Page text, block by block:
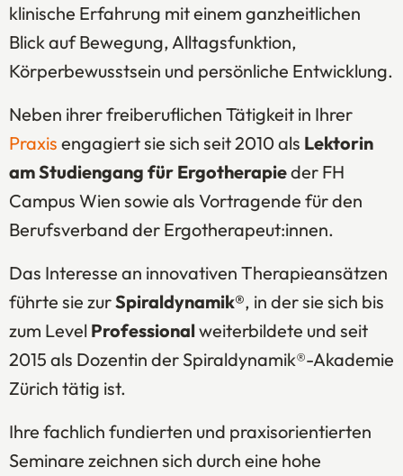
klinische Erfahrung mit einem ganzheitlichen
Blick auf Bewegung, Alltagsfunktion,
Körperbewusstsein und persönliche Entwicklung.
Neben ihrer freiberuflichen Tätigkeit in Ihrer
Praxis engagiert sie sich seit 2010 als Lektorin
am Studiengang für Ergotherapieder FH
Campus Wien sowie als Vortragende für den
Berufsverband der Ergotherapeut:innen.
Das Interesse an innovativen Therapieansätzen
führte sie zurSpiraldynamik®, in der sie sich bis
zum Level Professionalweiterbildete und seit
2015 als Dozentin der Spiraldynamik®-Akademie
Zürich tätig ist.
Ihre fachlich fundierten und praxisorientierten
Seminare zeichnen sich durch eine hohe